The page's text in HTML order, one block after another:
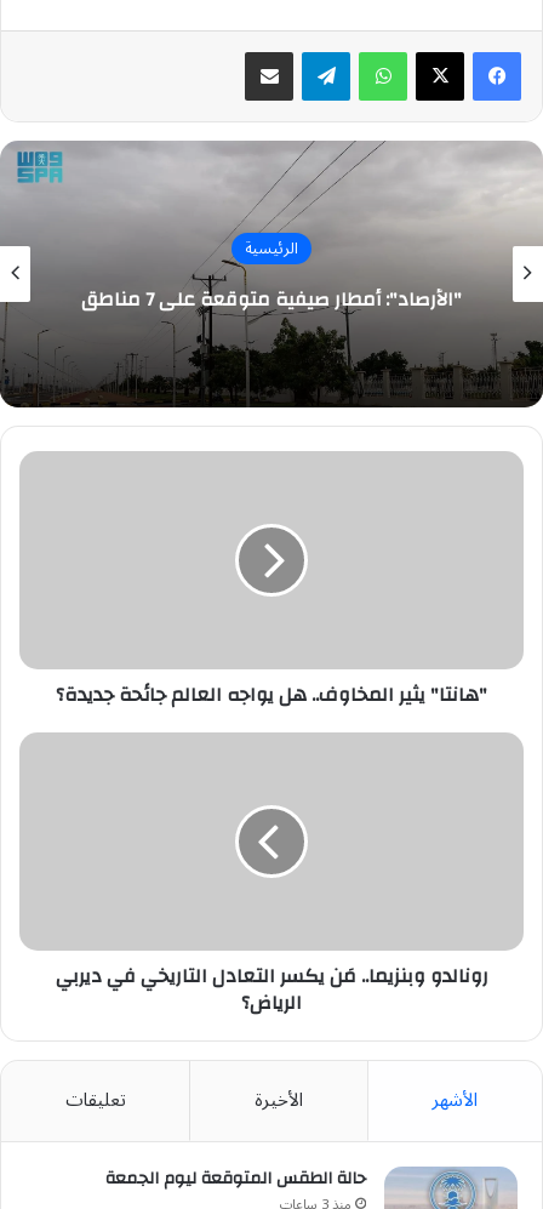
واتسابتيلقرام مشاركة عبر البريد
الرئيسية
"الأرصاد": أمطار صيفية متوقعة على 7 مناطق
"هانتا"
"هانتا" يثير المخاوف.. هل يواجه العالم جائحة جديدة؟
رونالدو
الرياض؟
رونالدو وبنزيما.. مَن يكسر التعادل التاريخي في ديربي
الرياض؟
الأشهر الأخيرة تعليقات
حالة الطقس المتوقعة ليوم الجمعة